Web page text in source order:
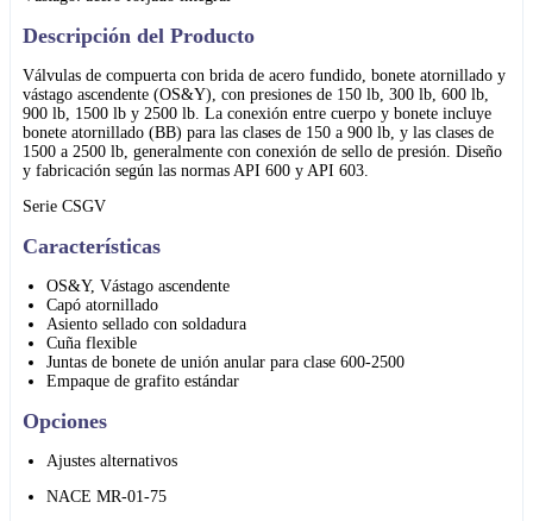
Descripción del Producto
Válvulas de compuerta con brida de acero fundido, bonete atornillado y
vástago ascendente (OS&Y), con presiones de 150 lb, 300 lb, 600 lb,
900 lb, 1500 lb y 2500 lb. La conexión entre cuerpo y bonete incluye
bonete atornillado (BB) para las clases de 150 a 900 lb, y las clases de
1500 a 2500 lb, generalmente con conexión de sello de presión. Diseño
y fabricación según las normas API 600 y API 603.
Serie CSGV
Características
OS&Y, Vástago ascendente
Capó atornillado
Asiento sellado con soldadura
Cuña flexible
Juntas de bonete de unión anular para clase 600-2500
Empaque de grafito estándar
Opciones
Ajustes alternativos
NACE MR-01-75